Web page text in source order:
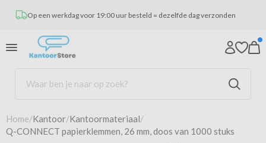
Op een werkdag voor 19:00 uur besteld = dezelfde dag verzonden
Home/Kantoor/Kantoormateriaal/
Q-CONNECT papierklemmen, 26 mm, doos van 1000 stuks